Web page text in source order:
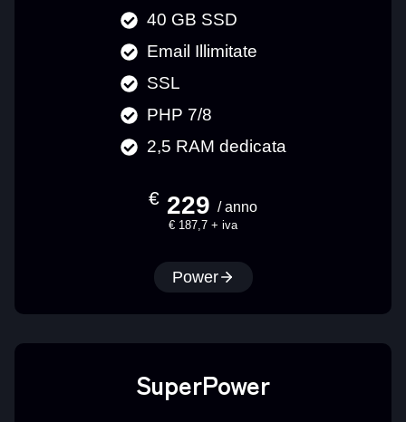
40 GB SSD
Email Illimitate
SSL
PHP 7/8
2,5 RAM dedicata
€ 229 / anno
€ 187,7 + iva
Power
SuperPower